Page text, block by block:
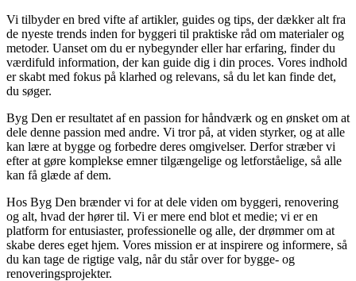
Vi tilbyder en bred vifte af artikler, guides og tips, der dækker alt fra
de nyeste trends inden for byggeri til praktiske råd om materialer og
metoder. Uanset om du er nybegynder eller har erfaring, finder du
værdifuld information, der kan guide dig i din proces. Vores indhold
er skabt med fokus på klarhed og relevans, så du let kan finde det,
du søger.
Byg Den er resultatet af en passion for håndværk og en ønsket om at
dele denne passion med andre. Vi tror på, at viden styrker, og at alle
kan lære at bygge og forbedre deres omgivelser. Derfor stræber vi
efter at gøre komplekse emner tilgængelige og letforståelige, så alle
kan få glæde af dem.
Hos Byg Den brænder vi for at dele viden om byggeri, renovering
og alt, hvad der hører til. Vi er mere end blot et medie; vi er en
platform for entusiaster, professionelle og alle, der drømmer om at
skabe deres eget hjem. Vores mission er at inspirere og informere, så
du kan tage de rigtige valg, når du står over for bygge- og
renoveringsprojekter.